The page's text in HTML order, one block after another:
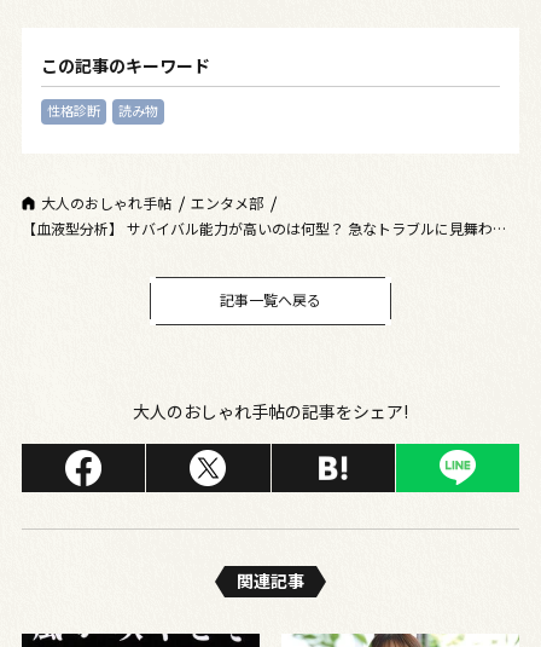
この記事のキーワード
性格診断 読み物
大人のおしゃれ手帖
エンタメ部
【血液型分析】 サバイバル能力が高いのは何型？ 急なトラブルに見舞われ
記事一覧へ戻る
大人のおしゃれ手帖の記事をシェア!
関連記事